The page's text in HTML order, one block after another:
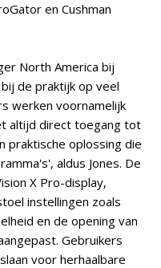
en Cushman
North America bij
de praktijk op veel
werken voornamelijk
altijd direct toegang tot
praktische oplossing die
aldus Jones. De
X Pro-display,
instellingen zoals
en de opening van
Gebruikers
voor herhaalbare